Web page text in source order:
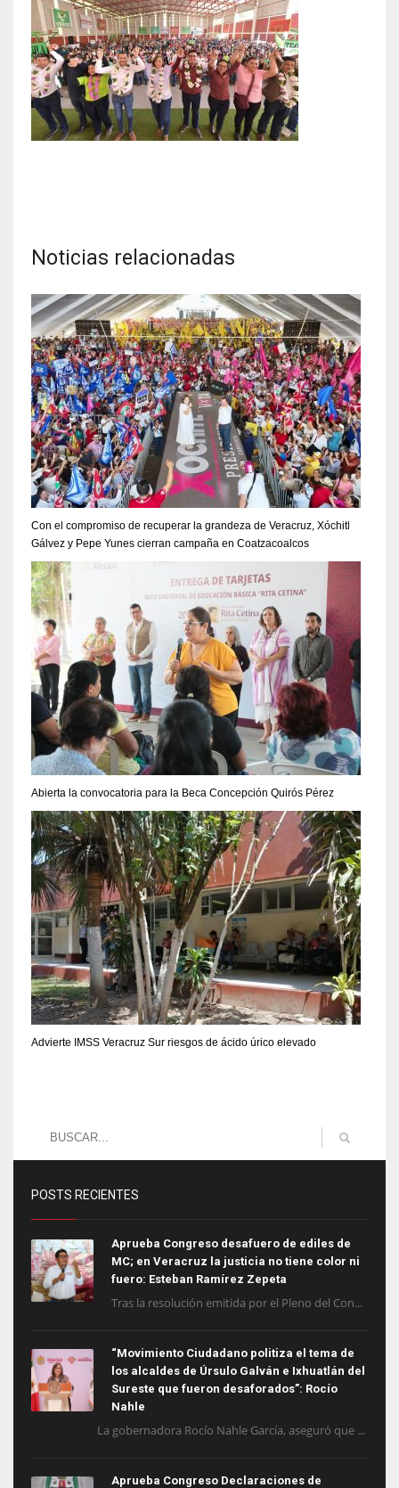
Noticias relacionadas
Con el compromiso de recuperar la grandeza de Veracruz, Xóchitl
Gálvez y Pepe Yunes cierran campaña en Coatzacoalcos
Abierta la convocatoria para la Beca Concepción Quirós Pérez
Advierte IMSS Veracruz Sur riesgos de ácido úrico elevado
POSTS RECIENTES
Aprueba Congreso desafuero de ediles de
MC; en Veracruz la justicia no tiene color ni
fuero: Esteban Ramírez Zepeta
Tras la resolución emitida por el Pleno del Con...
“Movimiento Ciudadano politiza el tema de
los alcaldes de Úrsulo Galván e Ixhuatlán del
Sureste que fueron desaforados”: Rocío
Nahle
La gobernadora Rocío Nahle García, aseguró que ...
Aprueba Congreso Declaraciones de